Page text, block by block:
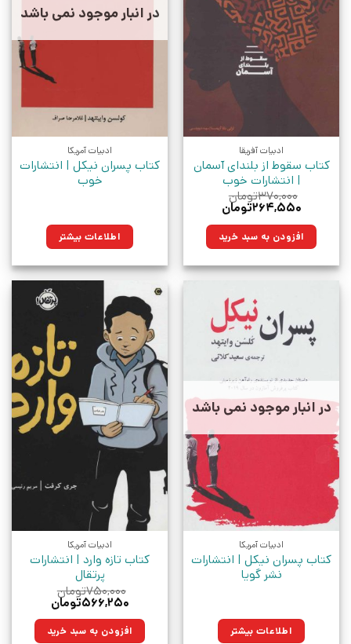
ادبیات آفریقا
کتاب سقوط از بلندای آسمان
| انتشارات خوب
۳۷۰,۰۰۰تومان
قیمت
۳۷۰,۰۰۰تومان
بود.
۲۶۴,۵۵۰تومان
۲۶۴,۵۵۰تومان.افزودن به سبد خرید
در انبار موجود نمی باشد
ادبیات آمریکا
کتاب پسران نیکل | انتشارات
خوب
اطلاعات بیشتر
در انبار موجود نمی باشد
ادبیات آمریکا
کتاب پسران نیکل | انتشارات
نشر گویا
اطلاعات بیشتر
ادبیات آمریکا
کتاب تازه وارد | انتشارات
پرتقال
۷۵۰,۰۰۰تومان
قیمت
۷۵۰,۰۰۰تومان
بود.
۵۶۶,۲۵۰تومان
۵۶۶,۲۵۰تومان.افزودن به سبد خرید